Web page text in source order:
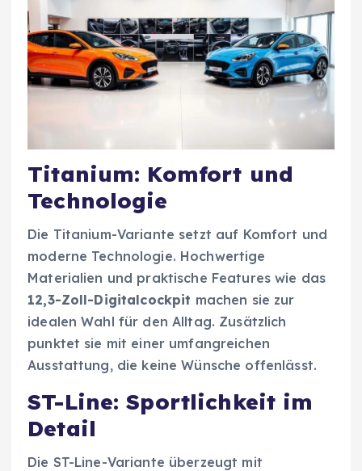
Titanium: Komfort und
Technologie
Die Titanium-Variante setzt auf Komfort und
moderne Technologie. Hochwertige
Materialien und praktische Features wie das
12,3-Zoll-Digitalcockpit machen sie zur
idealen Wahl für den Alltag. Zusätzlich
punktet sie mit einer umfangreichen
Ausstattung, die keine Wünsche offenlässt.
ST-Line: Sportlichkeit im
Detail
Die ST-Line-Variante überzeugt mit